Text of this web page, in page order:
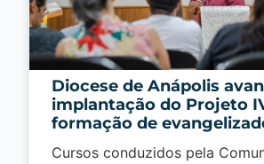
Diocese de Anápolis
implantação do Projeto
formação de
Cursos conduzidos pela